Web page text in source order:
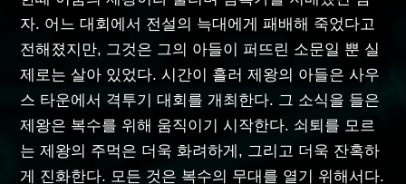
자. 어느 대회에서 전설의 늑대에게 패배해 죽었다고
전해졌지만, 그것은 그의 아들이 퍼뜨린 소문일 뿐 실
제로는 살아 있었다. 시간이 흘러 제왕의 아들은 사우
스 타운에서 격투기 대회를 개최한다. 그 소식을 들은
제왕은 복수를 위해 움직이기 시작한다. 쇠퇴를 모르
는 제왕의 주먹은 더욱 화려하게, 그리고 더욱 잔혹하
게 진화한다. 모든 것은 복수의 무대를 열기 위해서다.